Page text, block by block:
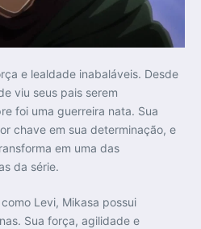
e lealdade inabaláveis. Desde
viu seus pais serem
foi uma guerreira nata. Sua
chave em sua determinação, e
em uma das
da série.
como Levi, Mikasa possui
Sua força, agilidade e